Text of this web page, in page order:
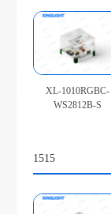
XL-1010RGBC-
WS2812B-S
1515